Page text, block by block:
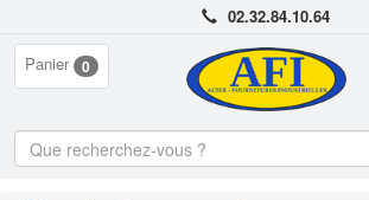
02.32.84.10.64
Panier 0